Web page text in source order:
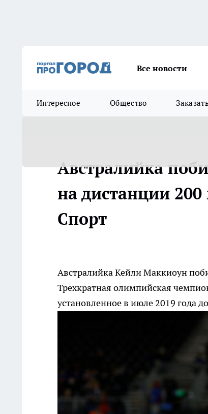
Все новости
Интересное Общество
Австралийка
на дистанции
Спорт
Австралийка Кейли Маккиоун
Трехкратная олимпийская
установленное в июле 2019 года